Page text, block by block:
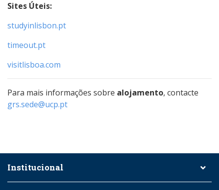
Sites Úteis:
studyinlisbon.pt
timeout.pt
visitlisboa.com
Para mais informações sobre alojamento, contacte
grs.sede@ucp.pt
Institucional